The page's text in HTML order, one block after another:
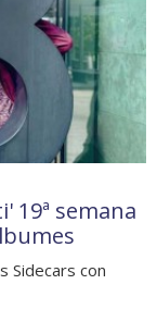
19ª semana
Sidecars con